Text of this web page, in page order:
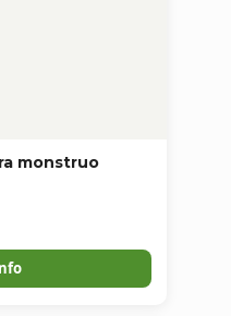
monstruo